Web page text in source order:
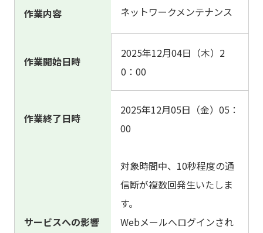
作業内容 ネットワークメンテナンス
作業開始日時
2025年12月04日（木）2
0：00
作業終了日時
2025年12月05日（金）05：
00
サービスへの影響
対象時間中、10秒程度の通
信断が複数回発生いたしま
す。
Webメールへログインされ